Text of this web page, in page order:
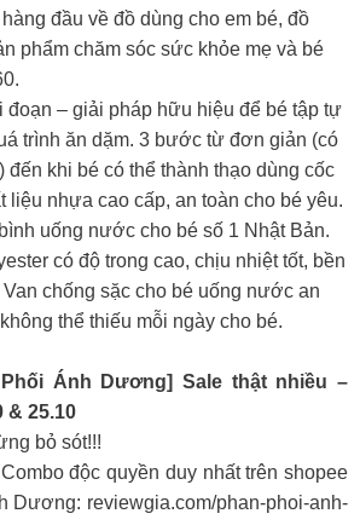
đầu về đồ dùng cho em bé, đồ
phẩm chăm sóc sức khỏe mẹ và bé
đoạn – giải pháp hữu hiệu để bé tập tự
trình ăn dặm. 3 bước từ đơn giản (có
đến khi bé có thể thành thạo dùng cốc
liệu nhựa cao cấp, an toàn cho bé yêu.
uống nước cho bé số 1 Nhật Bản.
có độ trong cao, chịu nhiệt tốt, bền
chống sặc cho bé uống nước an
thể thiếu mỗi ngày cho bé.
Ánh Dương] Sale thật nhiều –
& 25.10
bỏ sót!!!
độc quyền duy nhất trên shopee
Dương: reviewgia.com/phan-phoi-anh-